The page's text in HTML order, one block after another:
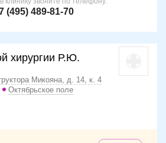
(495) 489-81-70
хирургии Р.Ю.
Микояна, д. 14, к. 4
Октябрьское поле